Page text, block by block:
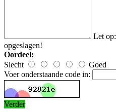
Let op:
opgeslagen!
Oordeel:
Slecht
Goed
Voer onderstaande code in:
Verder